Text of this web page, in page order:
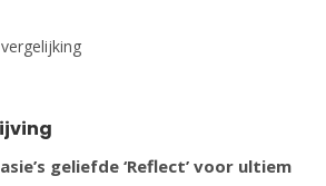
geliefde ‘Reflect’ voor ultiem